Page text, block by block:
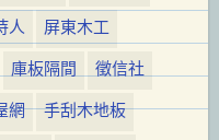
人
屏東木工
庫板隔間
徵信社
網
手刮木地板